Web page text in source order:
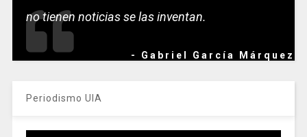
no tienen noticias se las inventan.
- Gabriel García Márquez
Periodismo UIA